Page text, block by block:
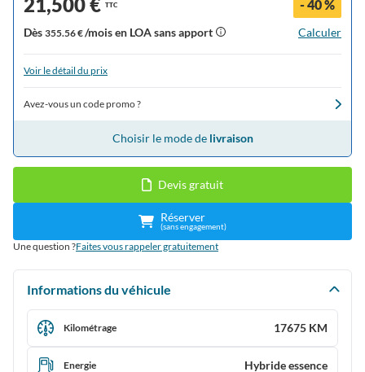
TTC - 40 %
Dès 355.56 €/mois en LOA sans apport Calculer
Voir le détail du prix
Avez-vous un code promo ?
Choisir le mode de livraison
Devis gratuit
Réserver
(sans engagement)
Une question ?Faites vous rappeler gratuitement
Informations du véhicule
Kilométrage 17675 KM
Energie Hybride essence